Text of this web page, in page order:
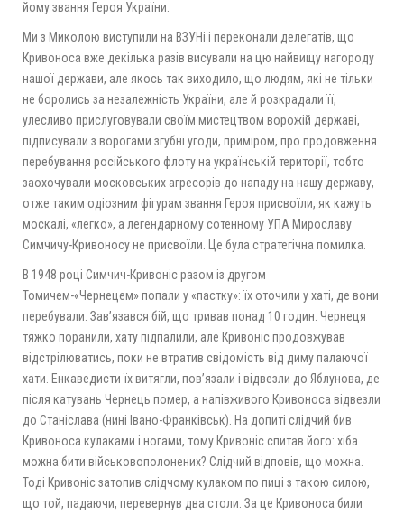
йому звання Героя України.
Ми з Миколою виступили на ВЗУНі і переконали делегатів, що
Кривоноса вже декілька разів висували на цю найвищу нагороду
нашої держави, але якось так виходило, що людям, які не тільки
не боролись за незалежність України, але й розкрадали її,
улесливо прислуговували своїм мистецтвом ворожій державі,
підписували з ворогами згубні угоди, приміром, про продовження
перебування російського флоту на українській території, тобто
заохочували московських агресорів до нападу на нашу державу,
отже таким одіозним фігурам звання Героя присвоїли, як кажуть
москалі, «легко», а легендарному сотенному УПА Мирославу
Симчичу-Кривоносу не присвоїли. Це була стратегічна помилка.
В 1948 році Симчич-Кривоніс разом із другом
Томичем-«Чернецем» попали у «пастку»: їх оточили у хаті, де вони
перебували. Зав’язався бій, що тривав понад 10 годин. Чернеця
тяжко поранили, хату підпалили, але Кривоніс продовжував
відстрілюватись, поки не втратив свідомість від диму палаючої
хати. Енкаведисти їх витягли, пов’язали і відвезли до Яблунова, де
після катувань Чернець помер, а напівживого Кривоноса відвезли
до Станіслава (нині Івано-Франківськ). На допиті слідчий бив
Кривоноса кулаками і ногами, тому Кривоніс спитав його: хіба
можна бити військовополонених? Слідчий відповів, що можна.
Тоді Кривоніс затопив слідчому кулаком по пиці з такою силою,
що той, падаючи, перевернув два столи. За це Кривоноса били